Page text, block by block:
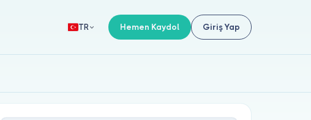
TR Hemen Kaydol Giriş Yap